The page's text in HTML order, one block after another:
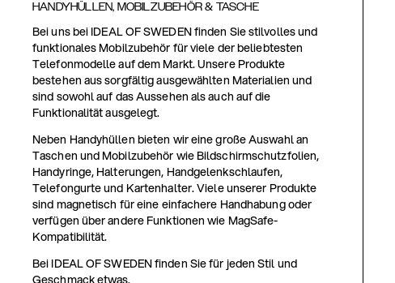
HANDYHÜLLEN, MOBILZUBEHÖR & TASCHE
Bei uns bei IDEAL OF SWEDEN finden Sie stilvolles und
funktionales Mobilzubehör für viele der beliebtesten
Telefonmodelle auf dem Markt. Unsere Produkte
bestehen aus sorgfältig ausgewählten Materialien und
sind sowohl auf das Aussehen als auch auf die
Funktionalität ausgelegt.
Neben Handyhüllen bieten wir eine große Auswahl an
Taschen und Mobilzubehör wie Bildschirmschutzfolien,
Handyringe, Halterungen, Handgelenkschlaufen,
Telefongurte und Kartenhalter. Viele unserer Produkte
sind magnetisch für eine einfachere Handhabung oder
verfügen über andere Funktionen wie MagSafe-
Kompatibilität.
Bei IDEAL OF SWEDEN finden Sie für jeden Stil und
Geschmack etwas.